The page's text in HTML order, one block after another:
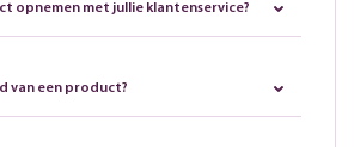
opnemen met jullie klantenservice?
van een product?